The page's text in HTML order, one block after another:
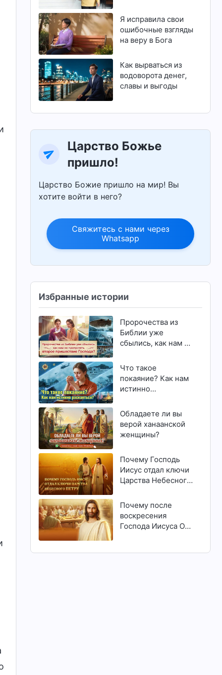
магистратуру
Я исправила свои
ошибочные взгляды
на веру в Бога
Как вырваться из
водоворота денег,
славы и выгоды
Царство Божье
пришло!
Царство Божие пришло на мир! Вы
хотите войти в него?
Свяжитесь с нами через
Whatsapp
Избранные истории
Пророчества из
Библии уже
сбылись, как нам не
пришествие
Господа?
Что такое
покаяние? Как нам
истинно
Обладаете ли вы
верой ханаанской
женщины?
Почему Господь
Иисус отдал ключи
Царства Небесного
Почему после
воскресения
Господа Иисуса Он